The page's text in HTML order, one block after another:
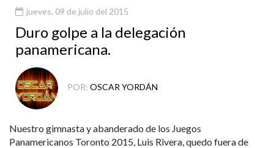
jueves, 09 de julio del 2015
Duro golpe a la delegación
panamericana.
POR: OSCAR YORDÁN
Nuestro gimnasta y abanderado de los Juegos
Panamericanos Toronto 2015, Luis Rivera, quedo fuera de